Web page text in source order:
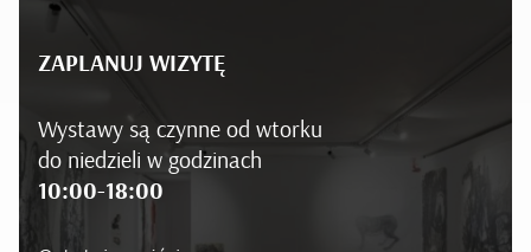
ZAPLANUJ WIZYTĘ
Wystawy są czynne od wtorku
do niedzieli w godzinach
10:00-18:00